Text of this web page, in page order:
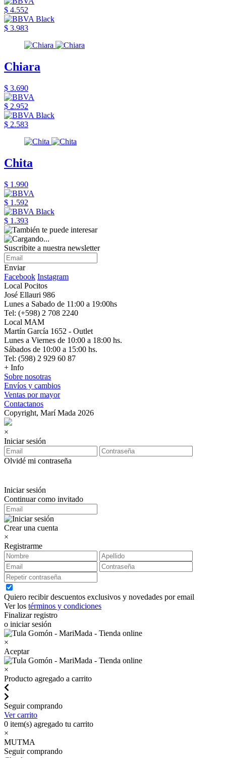
$ 4.552
$ 3.983
Chiara
$ 3.690
$ 2.952
$ 2.583
Chita
$ 1.990
$ 1.592
$ 1.393
Suscribite a nuestra newsletter
Enviar
Facebook Instagram
Local Pocitos
José Ellauri 986
Lunes a Sabado de 11:00 a 19:00hs
Tel: (+598) 2 708 2240
Local MAM
Martín García 1652 - Outlet
Lunes a Viernes de 10:00 a 18:00 hs.
Sábados de 10:00 a 15:00 hs.
Tel: (598) 2 929 60 87
+ Info
Sobre nosotras
Envíos y cambios
Ventas por mayor
Contactanos
Copyright, Marí Mada 2026
×
Iniciar sesión
Olvidé mi contraseña
Iniciar sesión
Continuar como invitado
Crear una cuenta
×
Registrarme
Quiero recibir descuentos exclusivos y novedades por email
Ver los términos y condiciones
Finalizar registro
o iniciar sesión
×
Aceptar
×
Producto agregado a carrito
Seguir comprando
Ver carrito
0 item(s) agregado tu carrito
×
MUTMA
Seguir comprando